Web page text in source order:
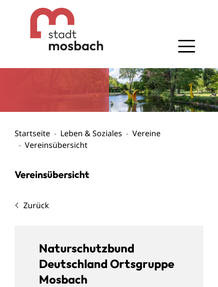
Gehe zum Navigationsbereich
Gehe zum Inhalt
Startseite Leben & Soziales
Vereine
Vereinsübersicht
Vereinsübersicht
Zurück
Naturschutzbund
Deutschland Ortsgruppe
Mosbach